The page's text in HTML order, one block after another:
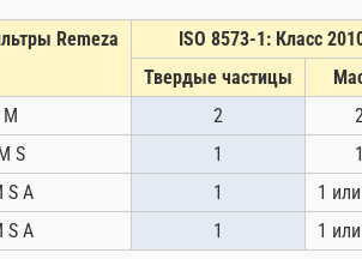
Remeza
ISO 8573-1: Класс
Твердые частицы
M 2
S 1
1
S A 1
1
S A 1 1